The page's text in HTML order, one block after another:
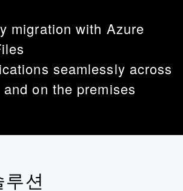
migration with Azure
seamlessly across
on the premises
루션